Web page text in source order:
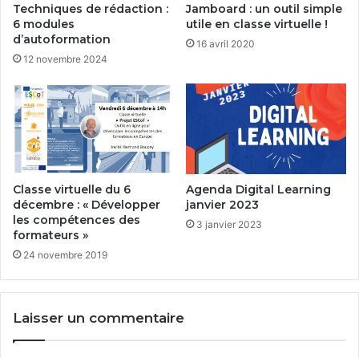
Techniques de rédaction :
6 modules
d’autoformation
12 novembre 2024
Jamboard : un outil simple
utile en classe virtuelle !
16 avril 2020
Classe virtuelle du 6
décembre : « Développer
les compétences des
formateurs »
24 novembre 2019
Agenda Digital Learning
janvier 2023
3 janvier 2023
Laisser un commentaire